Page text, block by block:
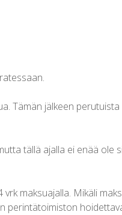
Tämän jälkeen
tällä ajalla ei enää ole
maksuajalla. Mikäli
perintätoimiston